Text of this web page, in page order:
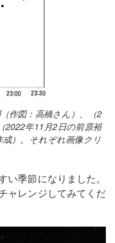
作図：高橋さん）、（2
2022年11月2日の前原裕
）。それぞれ画像クリ
季節になりました。
ャレンジしてみてくだ